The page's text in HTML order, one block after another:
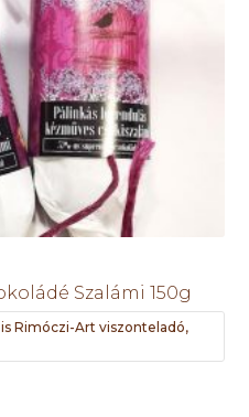
Szalámi 150g
Rimóczi-Art viszonteladó,